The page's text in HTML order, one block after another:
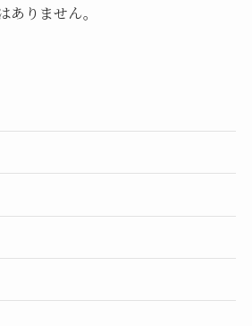
ありません。